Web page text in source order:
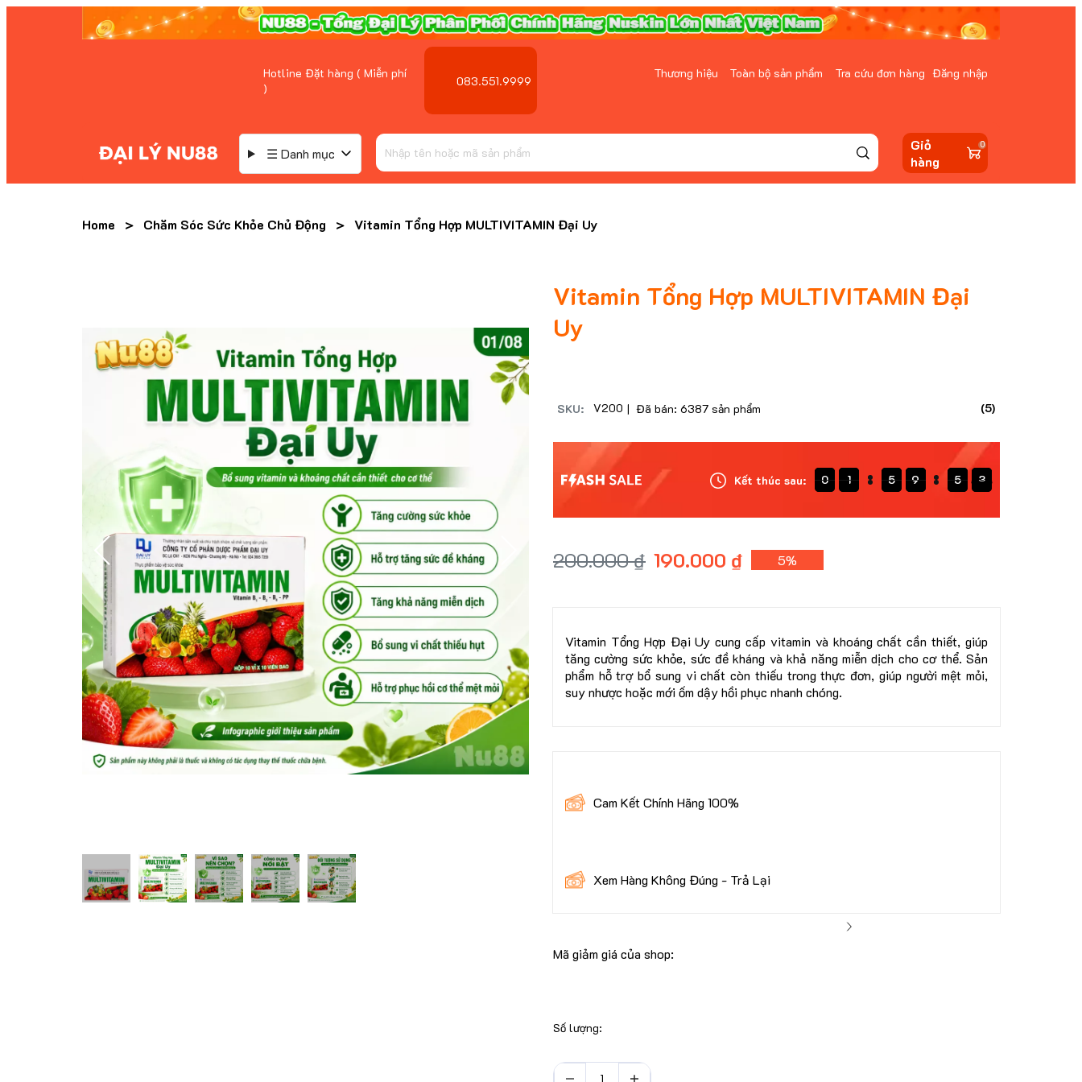
Hotline Đặt hàng ( Miễn phí
)
083.551.9999 Thương hiệu Toàn bộ sản phẩm Tra cứu đơn hàng Đăng nhập
0
Giỏ
hàng
☰ Danh mục
Home > Chăm Sóc Sức Khỏe Chủ Động > Vitamin Tổng Hợp MULTIVITAMIN Đại Uy
Vitamin Tổng Hợp MULTIVITAMIN Đại
Uy
Số lượng:
SKU: V200 | Đã bán: 6387 sản phẩm (5)
200.000 ₫ 190.000 ₫ 5%
Vitamin Tổng Hợp Đại Uy cung cấp vitamin và khoáng chất cần thiết, giúp
tăng cường sức khỏe, sức đề kháng và khả năng miễn dịch cho cơ thể. Sản
phẩm hỗ trợ bổ sung vi chất còn thiếu trong thực đơn, giúp người mệt mỏi,
suy nhược hoặc mới ốm dậy hồi phục nhanh chóng.
Cam Kết Chính Hãng 100%
Xem Hàng Không Đúng - Trả Lại
30.000 Khách Hàng Đang Tin Dùng Nu88
Toàn Bộ Sản Phẩm - Đóng Thuế Đầy Đủ Theo Quy Định Của Bộ Tài
Mã giảm giá của shop:
0
0
0
0 1111 5
5
5
5 9
9
9
9 5
5
5
5 2
1
2
1
Kết thúc sau: